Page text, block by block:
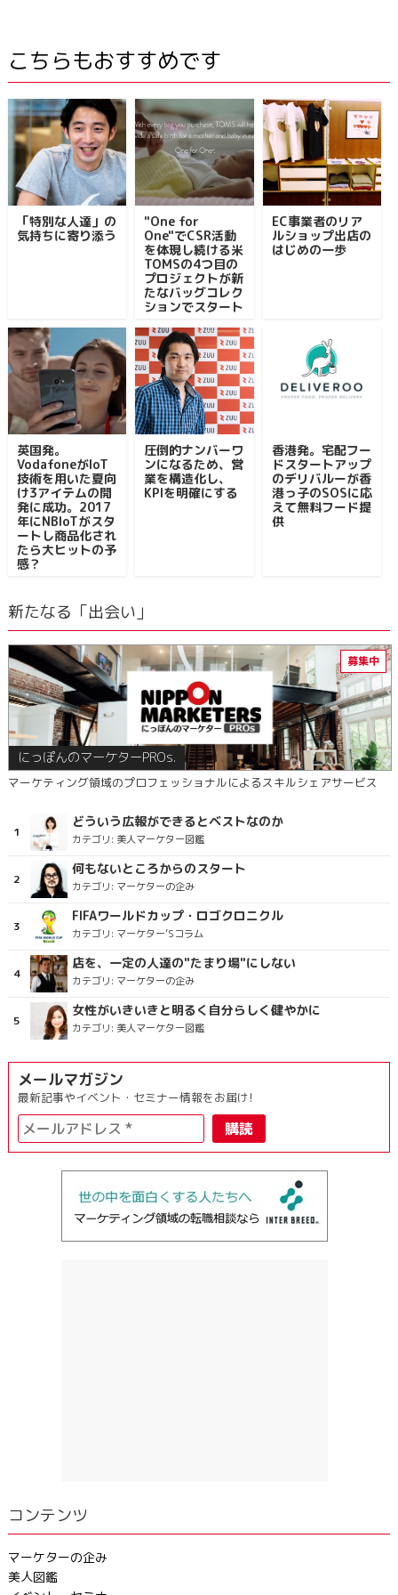
こちらもおすすめです
「特別な人達」の
気持ちに寄り添う
"One for
One"でCSR活動
を体現し続ける米
TOMSの4つ目の
プロジェクトが新
たなバッグコレク
ションでスタート
EC事業者のリア
ルショップ出店の
はじめの一歩
英国発。
VodafoneがIoT
技術を用いた夏向
け3アイテムの開
発に成功。2017
年にNBIoTがスタ
ートし商品化され
たら大ヒットの予
感？
圧倒的ナンバーワ
ンになるため、営
業を構造化し、
KPIを明確にする
香港発。宅配フー
ドスタートアップ
のデリバルーが香
港っ子のSOSに応
えて無料フード提
供
新たなる「出会い」
にっぽんのマーケターPROs.
マーケティング領域のプロフェッショナルによるスキルシェアサービス
どういう広報ができるとベストなのか
カテゴリ: 美人マーケター図鑑
何もないところからのスタート
カテゴリ: マーケターの企み
FIFAワールドカップ・ロゴクロニクル
カテゴリ: マーケター’Sコラム
店を、一定の人達の"たまり場"にしない
カテゴリ: マーケターの企み
女性がいきいきと明るく自分らしく健やかに
カテゴリ: 美人マーケター図鑑
メールマガジン
最新記事やイベント・セミナー情報をお届け!
コンテンツ
マーケターの企み
美人図鑑